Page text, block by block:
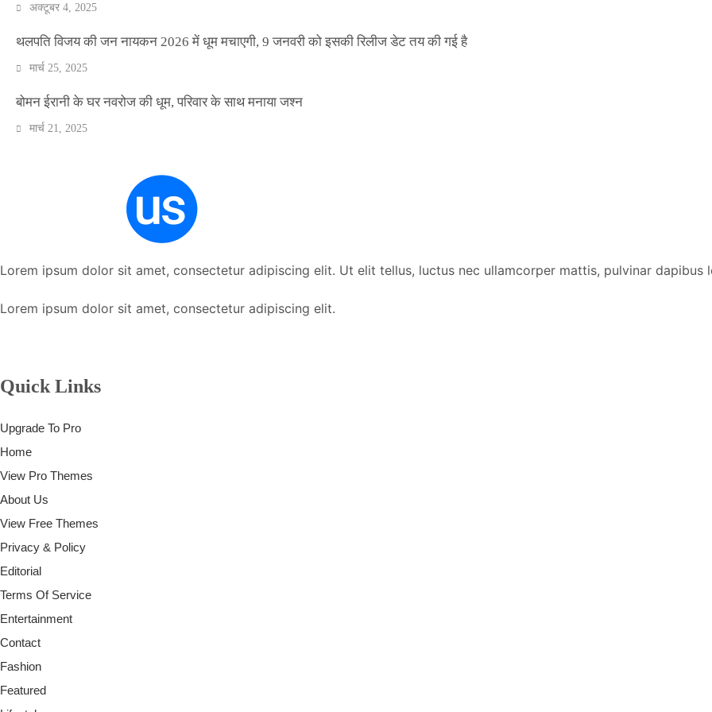
अक्टूबर 4, 2025
थलपति विजय की जन नायकन 2026 में धूम मचाएगी, 9 जनवरी को इसकी रिलीज डेट तय की गई है
मार्च 25, 2025
बोमन ईरानी के घर नवरोज की धूम, परिवार के साथ मनाया जश्न
मार्च 21, 2025
Lorem ipsum dolor sit amet, consectetur adipiscing elit. Ut elit tellus, luctus nec ullamcorper mattis, pulvinar dapibus
Lorem ipsum dolor sit amet, consectetur adipiscing elit.
Quick Links
Upgrade To Pro
Home
View Pro Themes
About Us
View Free Themes
Privacy & Policy
Editorial
Terms Of Service
Entertainment
Contact
Fashion
Featured